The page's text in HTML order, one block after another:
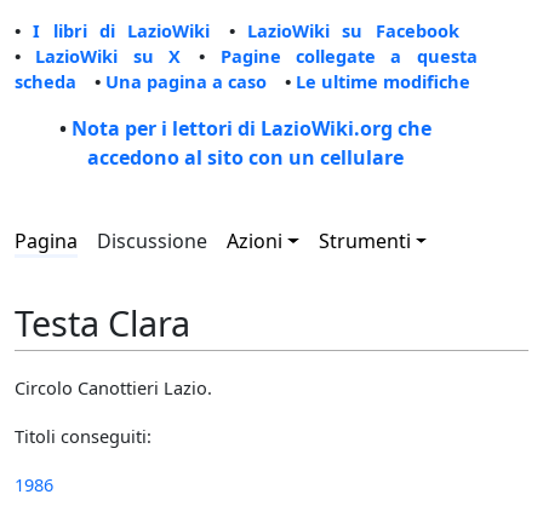
•I libri di LazioWiki • LazioWiki su Facebook
• LazioWiki su X • Pagine collegate a questa
scheda • Una pagina a caso • Le ultime modifiche
• Nota per i lettori di LazioWiki.org che
accedono al sito con un cellulare
Pagina Discussione Azioni Strumenti
Testa Clara
Circolo Canottieri Lazio.
Titoli conseguiti:
1986